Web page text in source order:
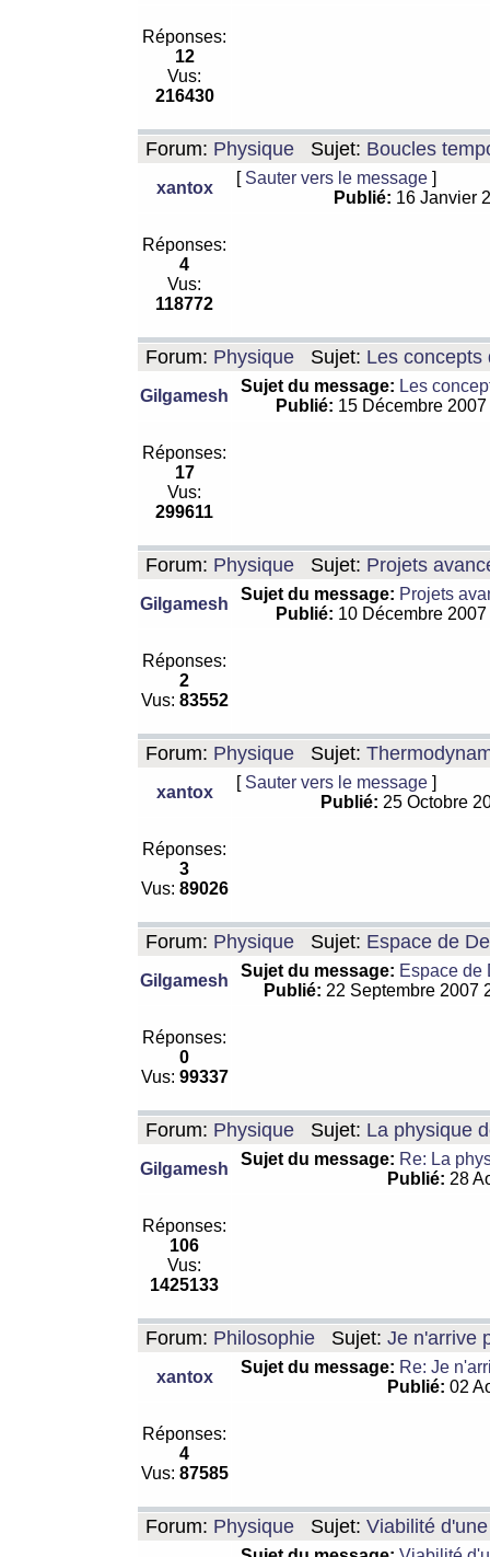
Réponses:
12
Vus:
216430
Forum: Physique Sujet: Boucles
xantox
[ Sauter vers le message ]
Publié: 16 Janvier
Réponses:
4
Vus:
118772
Forum: Physique Sujet: Les concepts
Gilgamesh
Sujet du message: Les
Publié: 15 Décembre
Réponses:
17
Vus:
299611
Forum: Physique Sujet: Projets
Gilgamesh
Sujet du message: Projets
Publié: 10 Décembre
Réponses:
2
Vus: 83552
Forum: Physique Sujet:
xantox
[ Sauter vers le message ]
Publié: 25 Octobre
Réponses:
3
Vus: 89026
Forum: Physique Sujet: Espace de
Gilgamesh
Sujet du message: Espace de
Publié: 22 Septembre 2007
Réponses:
0
Vus: 99337
Forum: Physique Sujet: La physique
Gilgamesh
Sujet du message: Re: La
Publié: 28
Réponses:
106
Vus:
1425133
Forum: Philosophie Sujet: Je n'arrive
xantox
Sujet du message: Re: Je
Publié: 02
Réponses:
4
Vus: 87585
Forum: Physique Sujet: Viabilité